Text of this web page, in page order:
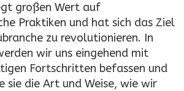
großen Wert auf
Praktiken und hat sich das Ziel
zu revolutionieren. In
wir uns eingehend mit
Fortschritten befassen und
sie die Art und Weise, wie wir